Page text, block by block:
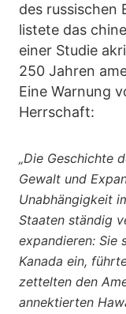
des russischen
listete das
einer Studie
250 Jahren
Eine Warnung
Herrschaft:
„Die Geschichte
Gewalt und
Unabhängigkeit
Staaten ständig
expandieren: Sie
Kanada ein,
zettelten den
annektierten